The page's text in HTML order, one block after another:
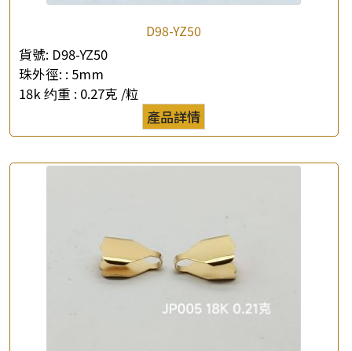
D98-YZ50
貨號: D98-YZ50
珠外徑: : 5mm
18k 约重 : 0.27克 /粒
產品詳情